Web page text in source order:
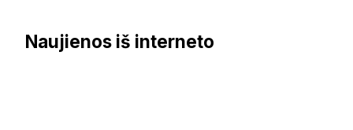
Naujienos iš interneto